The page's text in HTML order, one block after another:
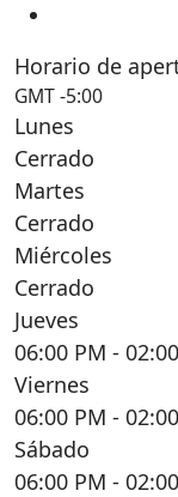
Horario de
GMT -5:00
Lunes
Cerrado
Martes
Cerrado
Miércoles
Cerrado
Jueves
06:00 PM -
Viernes
06:00 PM -
Sábado
06:00 PM -